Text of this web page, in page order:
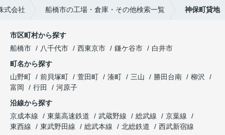
式会社 船橋市の工場・倉庫・その他検索一覧 神保町貸地
市区町村から探す
船橋市
八千代市 西東京市 鎌ケ谷市
白井市
町名から探す
山野町
前貝塚町 萱田町 湊町 三山 勝田台南
柳沢
富岡
行田
河原子
沿線から探す
京成本線
東葉高速鉄道 武蔵野線 総武線
京葉線
東西線
東武野田線 総武本線 北総鉄道
西武新宿線